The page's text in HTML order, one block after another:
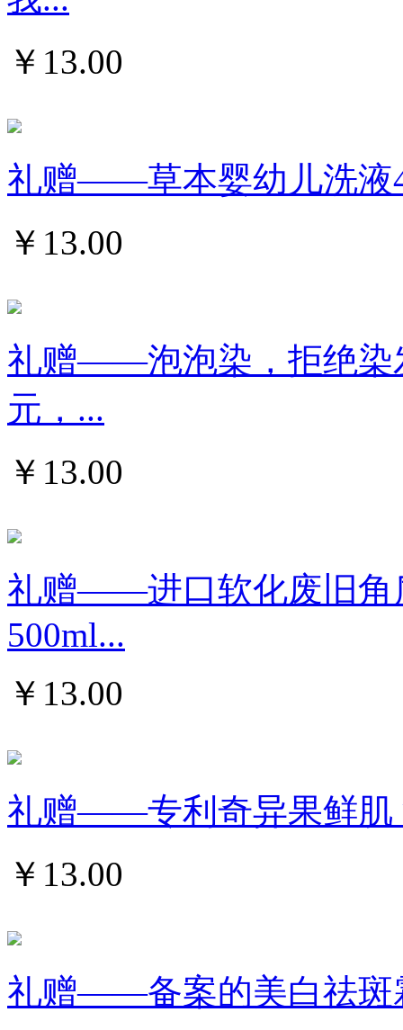
￥ 13.00
礼赠——草本婴幼儿洗液
￥ 13.00
礼赠——泡泡染，拒绝染
元，...
￥ 13.00
礼赠——进口软化废旧角
500ml...
￥ 13.00
礼赠——专利奇异果鲜肌
￥ 13.00
礼赠——备案的美白祛斑